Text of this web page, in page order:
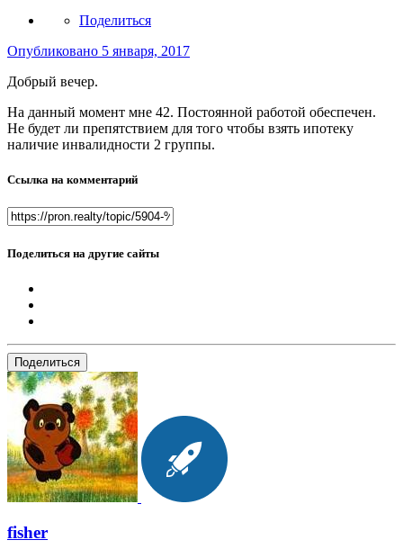
Поделиться
Опубликовано 5 января, 2017
Добрый вечер.
На данный момент мне 42. Постоянной работой обеспечен.
Не будет ли препятствием для того чтобы взять ипотеку
наличие инвалидности 2 группы.
Ссылка на комментарий
Поделиться на другие сайты
Поделиться
fisher